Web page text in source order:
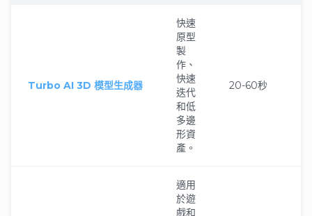
Turbo AI 3D 模型生成器
快速
原型
製
作、
快速
迭代
和低
多邊
形資
產。
20-60秒
適用
於遊
戲和